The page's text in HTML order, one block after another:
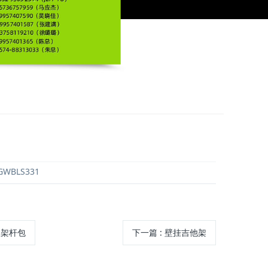
杆包 下一篇 : 壁挂吉他架